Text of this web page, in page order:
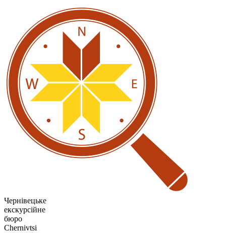
Чернівецьке
екскурсійне
бюро
Chernivtsi